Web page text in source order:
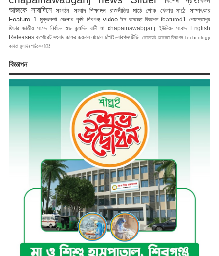
আজকে সারাদিনে সংগঠন সংবাদ শিক্ষাঙ্গন রাজনীতির মাঠে শোক খেলার মাঠে
সাক্ষাৎকার
Feature 1 মুক্তকথা জেলার কৃষি শিবগঞ্জ video ঈদ শুভেচ্ছা বিজ্ঞাপন featured1
গোমস্তাপুর
ফিচার জাতীয় সংসদ নির্বাচন শুভ জন্মদিন রানী মা chapainawabganj ইউনিয়ন সংবাদ
English
Releases কর্পোরেট সংবাদ জাফর জয়নাল নাচোল চাঁপাইনবাবগঞ্জ টিভি ভোলাহাট শুভেচ্ছা বিজ্ঞাপন Technology
কবিতা জন্মদিন পাঠকের চিঠি
বিজ্ঞাপন